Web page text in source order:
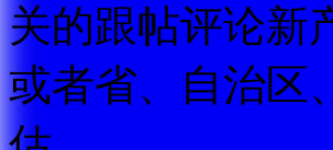
关的跟帖评论新
或者省、自治区